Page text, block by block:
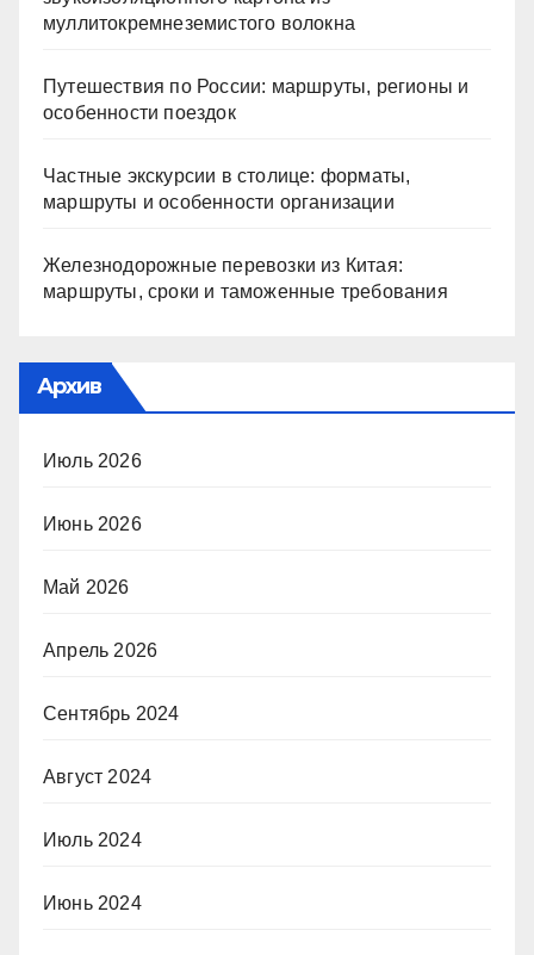
муллитокремнеземистого волокна
Путешествия по России: маршруты, регионы и
особенности поездок
Частные экскурсии в столице: форматы,
маршруты и особенности организации
Железнодорожные перевозки из Китая:
маршруты, сроки и таможенные требования
Архив
Июль 2026
Июнь 2026
Май 2026
Апрель 2026
Сентябрь 2024
Август 2024
Июль 2024
Июнь 2024